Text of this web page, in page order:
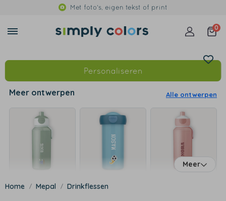
Met foto's, eigen tekst of print
0
Personaliseren
Meer ontwerpen Alle ontwerpen
Meer
Mepal Drinkflessen